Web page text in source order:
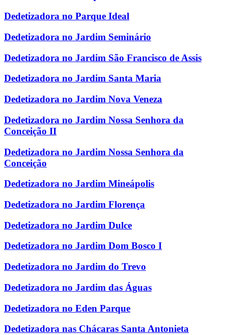
Dedetizadora no Parque Ideal
Dedetizadora no Jardim Seminário
Dedetizadora no Jardim São Francisco de Assis
Dedetizadora no Jardim Santa Maria
Dedetizadora no Jardim Nova Veneza
Dedetizadora no Jardim Nossa Senhora da
Conceição II
Dedetizadora no Jardim Nossa Senhora da
Conceição
Dedetizadora no Jardim Mineápolis
Dedetizadora no Jardim Florença
Dedetizadora no Jardim Dulce
Dedetizadora no Jardim Dom Bosco I
Dedetizadora no Jardim do Trevo
Dedetizadora no Jardim das Águas
Dedetizadora no Eden Parque
Dedetizadora nas Chácaras Santa Antonieta